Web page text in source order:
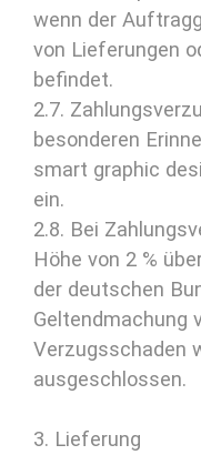
wenn der
von Lieferungen
befindet.
2.7.
besonderen
smart graphic
ein.
2.8. Bei
Höhe von 2 %
der deutschen
Geltendmachung
Verzugsschaden
ausgeschlossen.
3. Lieferung